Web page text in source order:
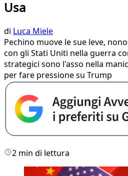
Usa
di Luca Miele
Pechino muove le sue leve,
con gli Stati Uniti nella guerra
strategici sono l'asso nella
per fare pressione su Trump
2 min di lettura